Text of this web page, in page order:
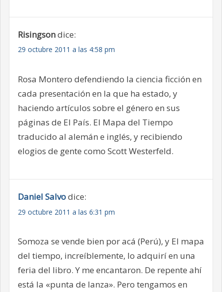
Risingsondice:
29 octubre 2011 a las 4:58 pm
Rosa Montero defendiendo la ciencia ficción en
cada presentación en la que ha estado, y
haciendo artículos sobre el género en sus
páginas de El País. El Mapa del Tiempo
traducido al alemán e inglés, y recibiendo
elogios de gente como Scott Westerfeld.
Daniel Salvodice:
29 octubre 2011 a las 6:31 pm
Somoza se vende bien por acá (Perú), y El mapa
del tiempo, increíblemente, lo adquirí en una
feria del libro. Y me encantaron. De repente ahí
está la «punta de lanza». Pero tengamos en